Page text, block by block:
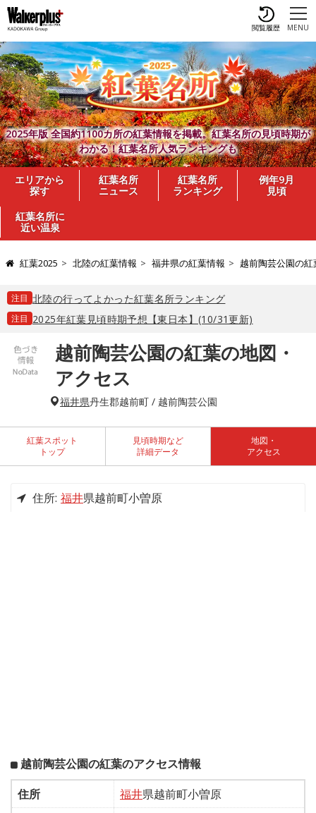
MENU
閲覧履歴
2025年版 全国約1100カ所の紅葉情報を掲載。紅葉名所の見頃時期が
わかる！紅葉名所人気ランキングも
エリアから
探す
紅葉名所
ニュース
紅葉名所
ランキング
例年9月
見頃
紅葉名所に
近い温泉
紅葉2025 北陸の紅葉情報 福井県の紅葉情報 越前陶芸公園の紅
注目 北陸の行ってよかった紅葉名所ランキング
注目 2025年紅葉見頃時期予想【東日本】(10/31更新)
越前陶芸公園の紅葉の地図・
アクセス
福井県丹生郡越前町 / 越前陶芸公園
紅葉スポット
トップ
見頃時期など
詳細データ
地図・
アクセス
住所: 福井県越前町小曽原
越前陶芸公園の紅葉のアクセス情報
住所
福井県越前町小曽原